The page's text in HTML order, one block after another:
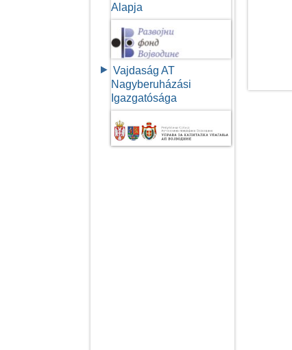
Alapja
Vajdaság AT
Nagyberuházási
Igazgatósága